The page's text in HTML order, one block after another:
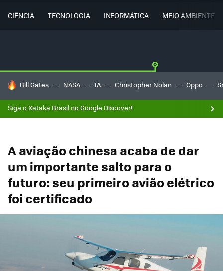
CIÊNCIA TECNOLOGIA INFORMÁTICA MEIO AMBIENTE
TENDÊNCIAS DO DIA
Bill Gates NASA IA Christopher Nolan Oppo
Siga o Xataka Brasil no Google Discover!
A aviação chinesa acaba de dar
um importante salto para o
futuro: seu primeiro avião elétrico
foi certificado